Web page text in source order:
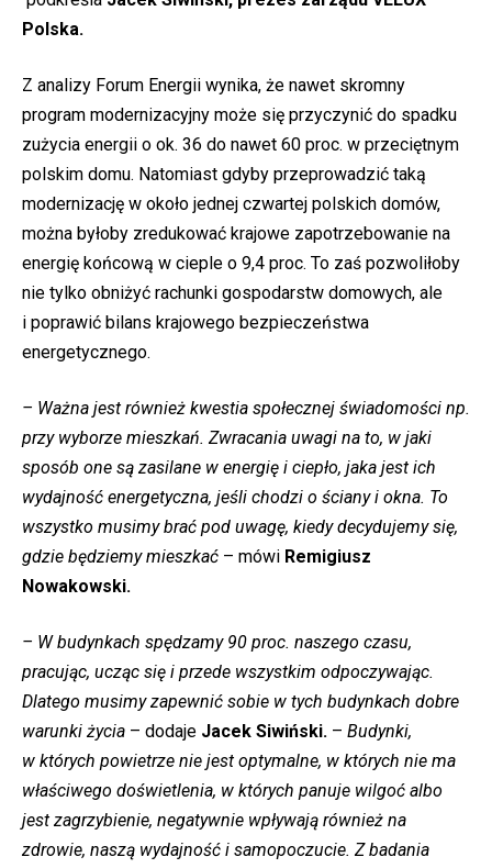
Polska.
Z analizy Forum Energii wynika, że nawet skromny
program modernizacyjny może się przyczynić do spadku
zużycia energii o ok. 36 do nawet 60 proc. w przeciętnym
polskim domu. Natomiast gdyby przeprowadzić taką
modernizację w około jednej czwartej polskich domów,
można byłoby zredukować krajowe zapotrzebowanie na
energię końcową w cieple o 9,4 proc. To zaś pozwoliłoby
nie tylko obniżyć rachunki gospodarstw domowych, ale
i poprawić bilans krajowego bezpieczeństwa
energetycznego.
– Ważna jest również kwestia społecznej świadomości np.
przy wyborze mieszkań. Zwracania uwagi na to, w jaki
sposób one są zasilane w energię i ciepło, jaka jest ich
wydajność energetyczna, jeśli chodzi o ściany i okna. To
wszystko musimy brać pod uwagę, kiedy decydujemy się,
gdzie będziemy mieszkać – mówi Remigiusz
Nowakowski.
– W budynkach spędzamy 90 proc. naszego czasu,
pracując, ucząc się i przede wszystkim odpoczywając.
Dlatego musimy zapewnić sobie w tych budynkach dobre
warunki życia – dodaje Jacek Siwiński. – Budynki,
w których powietrze nie jest optymalne, w których nie ma
właściwego doświetlenia, w których panuje wilgoć albo
jest zagrzybienie, negatywnie wpływają również na
zdrowie, naszą wydajność i samopoczucie. Z badania